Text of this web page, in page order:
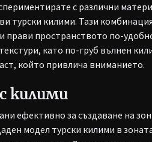
с различни
турски килими. Тази
прави пространството по-
като по-груб вълнен
който привлича вниманието.
килими
ефективно за създаване на
модел турски килими в